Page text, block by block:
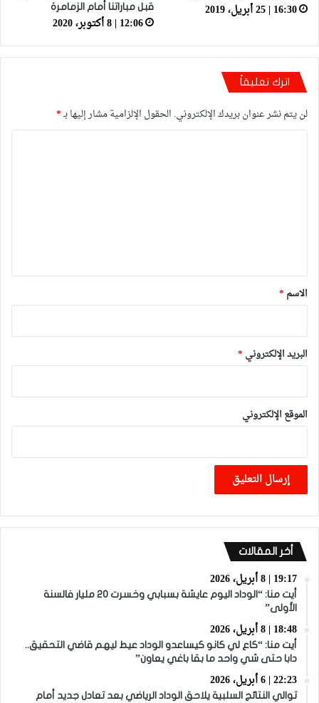
16:30 | 25 أبريل، 2019
قبل مباراتنا أمام الزمامرة
12:06 | 8 أكتوبر، 2020
اترك تعليقاً
لن يتم نشر عنوان بريدك الإلكتروني. الحقول الإلزامية مشار إليها بـ*
*
الاسم *
البريد الإلكتروني *
الموقع الإلكتروني
أخر المقالات
19:17 | 8 أبريل، 2026
أيت منا: “الوداد اليوم عايشة بسبابي وخسرت 20 مليار فالسنة
الأولى”
18:48 | 8 أبريل، 2026
أيت منا: “كاع لي كانو كيساعدو الوداد عيط ليهم قاضي التحقيق..
دابا حتى شي واحد ما بقا باغي يعاون”
22:23 | 6 أبريل، 2026
توالي النتائج السلبية يلاحق الوداد الرياضي بعد تعادل جديد أمام